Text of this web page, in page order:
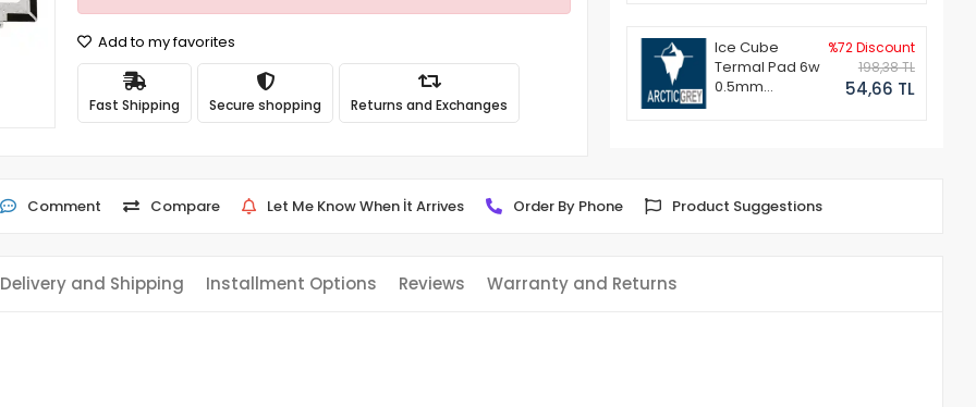
Add to my favorites
Fast Shipping Secure shopping Returns and Exchanges
Ice Cube
Termal Pad 6w
0.5mm
%72 Discount
198,38 TL
54,66 TL
Comment Compare Let Me Know When İt Arrives Order By Phone Product Suggestions
Delivery and Shipping Installment Options Reviews Warranty and Returns